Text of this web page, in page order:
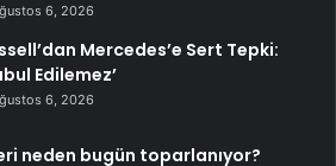
6, 2026
Mercedes’e Sert Tepki:
Edilemez’
6, 2026
neden bugün toparlanıyor?